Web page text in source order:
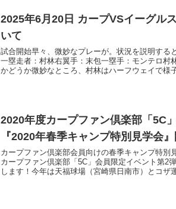
2025年6月20日 カープVSイーグル
いて
試合開始早々、微妙なプレーが。状況を説明する
一塁走者：村林右翼手：末包一塁手：モンテロ村
かどうか微妙なところ、村林はハーフウェイで様
2020年度カープファン倶楽部「5C
『2020年春季キャンプ特別見学会
カープファン倶楽部会員向けの春季キャンプ特別
カープファン倶楽部「5C」会員限定イベント第2
します！今年は天福球場（宮崎県日南市）とコザ